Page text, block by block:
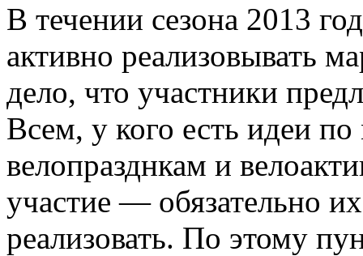
В течении сезона 2013
активно реализовывать
дело, что участники
Всем, у кого есть идеи
велопразднкам и
участие — обязательно
реализовать. По этому